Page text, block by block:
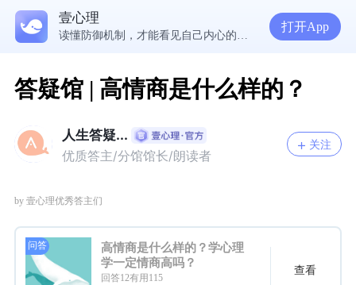
壹心理
5300万人在这里获得专业心理帮助
打开App
答疑馆 | 高情商是什么样的？
人生答疑...
优质答主/分馆馆长/朗读者
关注
by 壹心理优秀答主们
问答
高情商是什么样的？学心理
学一定情商高吗？
回答12有用115
查看